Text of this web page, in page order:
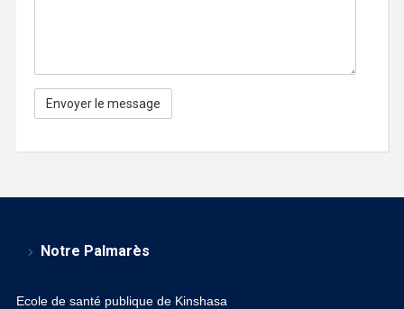
Notre Palmarès
Ecole de santé publique de Kinshasa